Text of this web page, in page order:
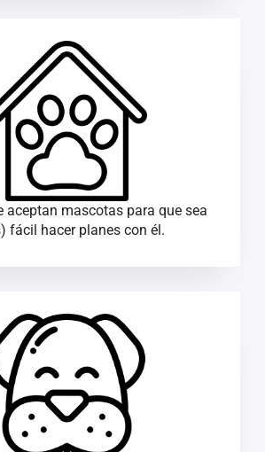
aceptan mascotas para que sea
fácil hacer planes con él.